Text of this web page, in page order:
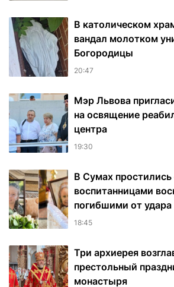
В католическом
вандал молотком
Богородицы
20:47
Мэр Львова
на освящение
центра
19:30
В Сумах простились
воспитанницами
погибшими от
18:45
Три архиерея
престольный
монастыря